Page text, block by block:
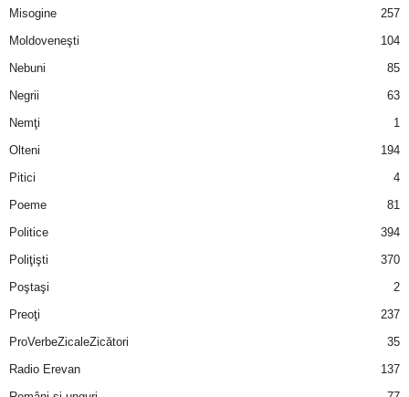
Misogine
257
Moldoveneşti
104
Nebuni
85
Negrii
63
Nemţi
1
Olteni
194
Pitici
4
Poeme
81
Politice
394
Poliţişti
370
Poştaşi
2
Preoţi
237
ProVerbeZicaleZicători
35
Radio Erevan
137